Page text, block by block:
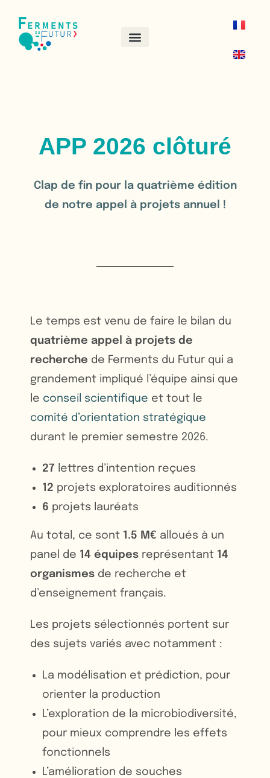
APP 2026 clôturé
Clap de fin pour la quatrième édition
de notre appel à projets annuel !
Le temps est venu de faire le bilan du
quatrième appel à projets de
recherche de Ferments du Futur qui a
grandement impliqué l’équipe ainsi que
le conseil scientifique et tout le
comité d’orientation stratégique
durant le premier semestre 2026.
27 lettres d’intention reçues
12 projets exploratoires auditionnés
6 projets lauréats
Au total, ce sont 1.5 M€ alloués à un
panel de 14 équipes représentant 14
organismes de recherche et
d’enseignement français.
Les projets sélectionnés portent sur
des sujets variés avec notamment :
La modélisation et prédiction, pour
orienter la production
L’exploration de la microbiodiversité,
pour mieux comprendre les effets
fonctionnels
L’amélioration de souches